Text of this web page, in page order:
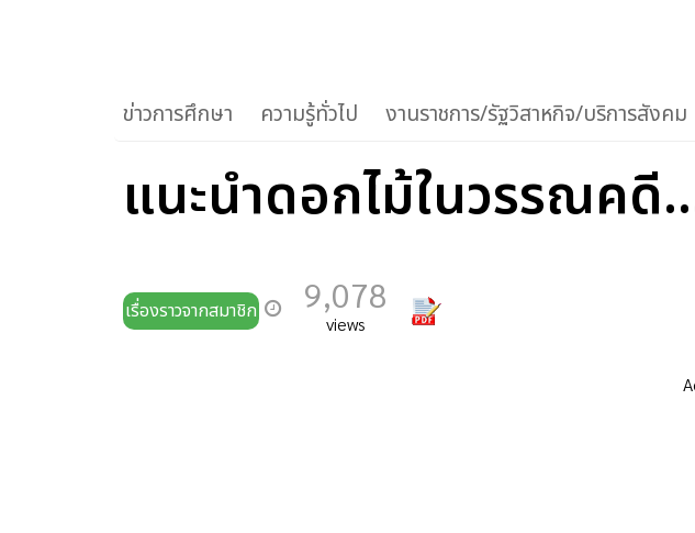
ข่าวการศึกษา ความรู้ทั่วไป งานราชการ/รัฐวิสาหกิจ/บริการสังคม
แนะนำดอกไม้ในวรรณคดี
เรื่องราวจากสมาชิก 9,078
views